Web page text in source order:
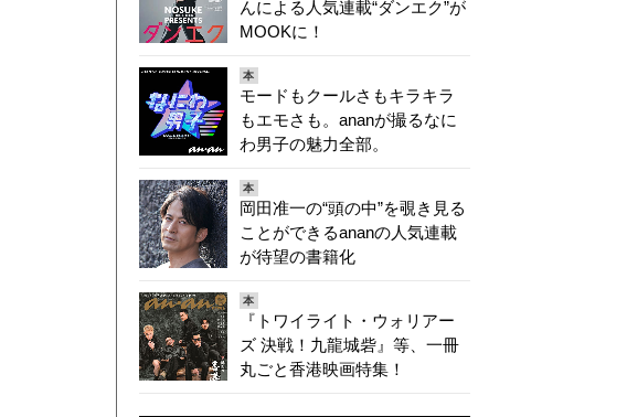
んによる人気連載“ダンエク”が
MOOKに！
本
モードもクールさもキラキラ
もエモさも。ananが撮るなに
わ男子の魅力全部。
本
岡田准一の“頭の中”を覗き見る
ことができるananの人気連載
が待望の書籍化
本
『トワイライト・ウォリアー
ズ 決戦！九龍城砦』等、一冊
丸ごと香港映画特集！